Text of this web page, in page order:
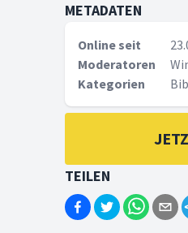
METADATEN
Online seit
Moderatoren
Kategorien
TEILEN